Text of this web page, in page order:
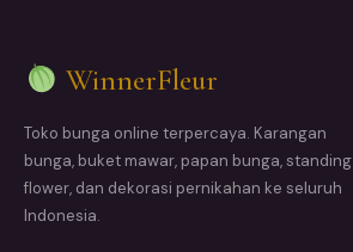
WinnerFleur
Toko bunga online terpercaya. Karangan
bunga, buket mawar, papan bunga, standing
flower, dan dekorasi pernikahan ke seluruh
Indonesia.